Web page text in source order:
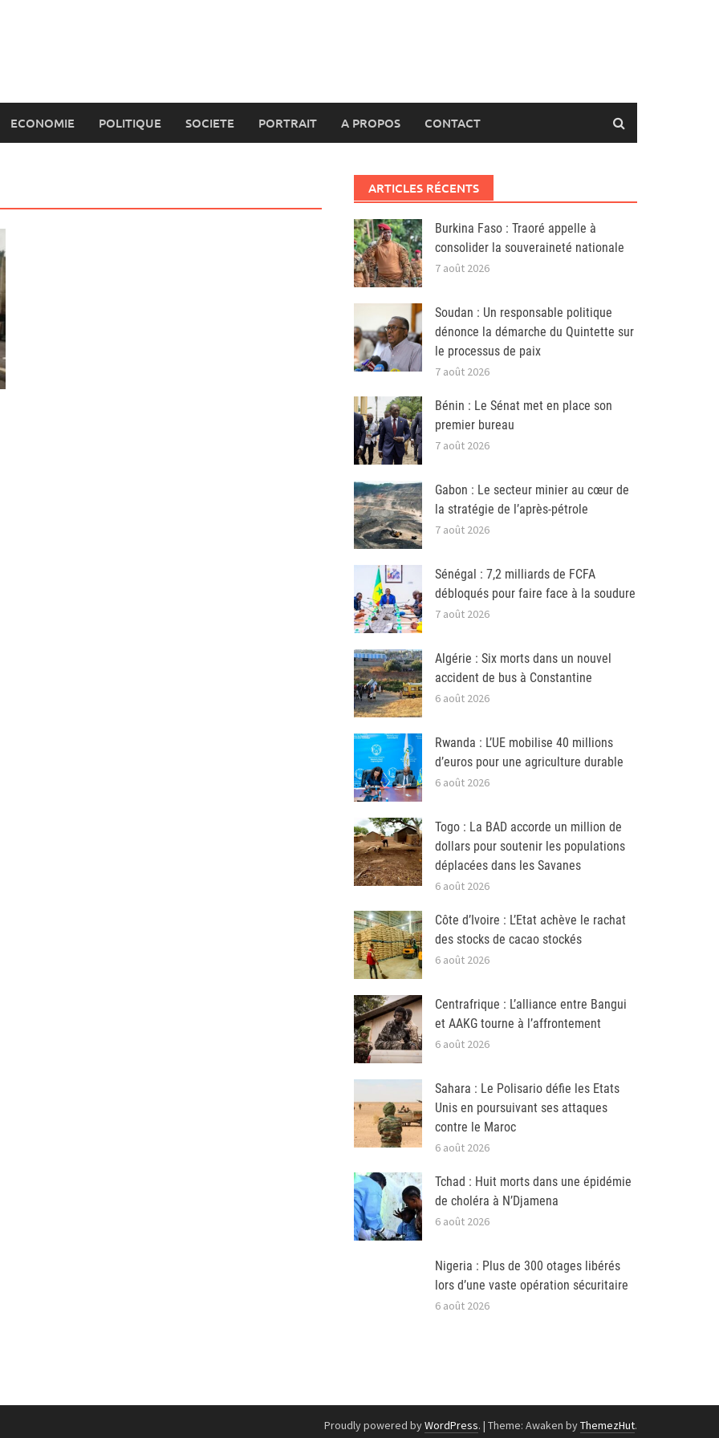
ECONOMIE POLITIQUE SOCIETE PORTRAIT A PROPOS CONTACT
ARTICLES RÉCENTS
Burkina Faso : Traoré appelle à
consolider la souveraineté nationale
7 août 2026
Soudan : Un responsable politique
dénonce la démarche du Quintette sur
le processus de paix
7 août 2026
Bénin : Le Sénat met en place son
premier bureau
7 août 2026
Gabon : Le secteur minier au cœur de
la stratégie de l’après-pétrole
7 août 2026
Sénégal : 7,2 milliards de FCFA
débloqués pour faire face à la soudure
7 août 2026
Algérie : Six morts dans un nouvel
accident de bus à Constantine
6 août 2026
Rwanda : L’UE mobilise 40 millions
d’euros pour une agriculture durable
6 août 2026
Togo : La BAD accorde un million de
dollars pour soutenir les populations
déplacées dans les Savanes
6 août 2026
Côte d’Ivoire : L’Etat achève le rachat
des stocks de cacao stockés
6 août 2026
Centrafrique : L’alliance entre Bangui
et AAKG tourne à l’affrontement
6 août 2026
Sahara : Le Polisario défie les Etats
Unis en poursuivant ses attaques
contre le Maroc
6 août 2026
Tchad : Huit morts dans une épidémie
de choléra à N’Djamena
6 août 2026
Nigeria : Plus de 300 otages libérés
lors d’une vaste opération sécuritaire
6 août 2026
Proudly powered byWordPress. | Theme: Awaken byThemezHut.